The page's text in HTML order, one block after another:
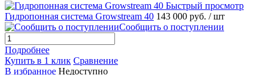
Быстрый просмотр
Гидропонная система Growstream 40 143 000 руб. / шт
Сообщить о поступлении
Подробнее
Купить в 1 клик Сравнение
В избранное Недоступно